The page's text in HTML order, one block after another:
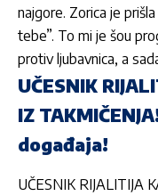
najgore. Zorica je
tebe”. To mi je šou
protiv ljubavnica, a
UČESNIK
IZ
događaja!
UČESNIK RIJALITIJA